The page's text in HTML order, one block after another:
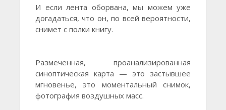
И если лента оборвана, мы можем уже
догадаться, что он, по всей вероятности,
снимет с полки книгу.
Размеченная, проанализированная
синоптическая карта — это застывшее
мгновенье, это моментальный снимок,
фотография воздушных масс.